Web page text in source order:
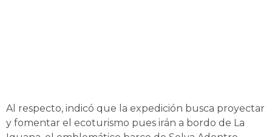
Al respecto, indicó que la expedición busca proyectar
y fomentar el ecoturismo pues irán a bordo de La